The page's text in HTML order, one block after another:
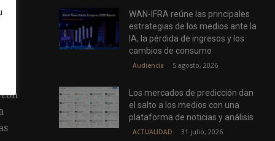
WAN-IFRA reúne las principales
estrategias de los medios ante la
IA, la pérdida de ingresos y los
cambios de consumo
Audiencia 5 agosto, 2026
Los mercados de predicción dan
el salto a los medios con una
plataforma de noticias y análisis
ACTUALIDAD 31 julio, 2026